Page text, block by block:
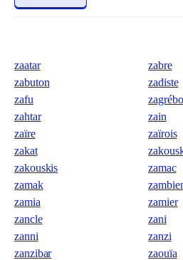
zaatar
zabre
zabuton
zadiste
zafu
zahtar
zain
zaïre
zaïrois
zakat
zakouskis
zamac
zamak
zamia
zamier
zancle
zani
zanni
zanzi
zanzibar
zaouïa